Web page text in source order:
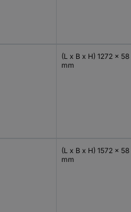
(L x B x H) 1272 x
mm
(L x B x H) 1572 x
mm